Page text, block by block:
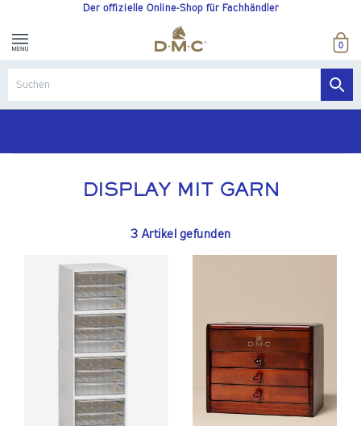
Der offizielle Online-Shop für Fachhändler
0
DISPLAY MIT GARN
3 Artikel gefunden